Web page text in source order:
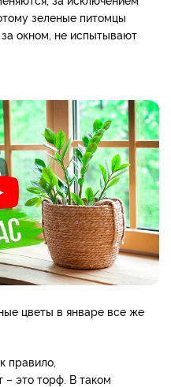
зеленые питомцы
окном, не испытывают
цветы в январе все же
правило,
– это торф. В таком